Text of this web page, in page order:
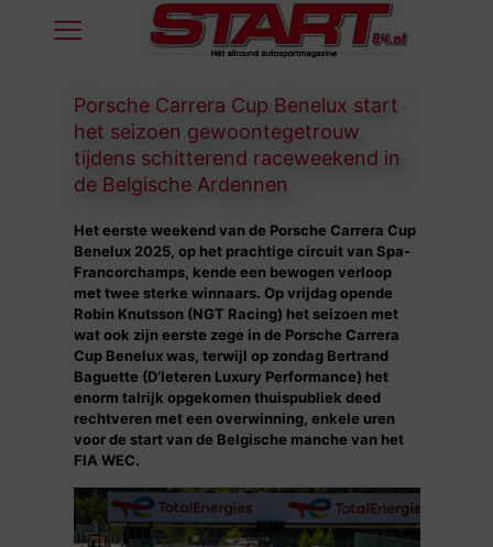
Porsche Carrera Cup Benelux start
het seizoen gewoontegetrouw
tijdens schitterend raceweekend in
de Belgische Ardennen
Het eerste weekend van de Porsche Carrera Cup
Benelux 2025, op het prachtige circuit van Spa-
Francorchamps, kende een bewogen verloop
met twee sterke winnaars. Op vrijdag opende
Robin Knutsson (NGT Racing) het seizoen met
wat ook zijn eerste zege in de Porsche Carrera
Cup Benelux was, terwijl op zondag Bertrand
Baguette (D’Ieteren Luxury Performance) het
enorm talrijk opgekomen thuispubliek deed
rechtveren met een overwinning, enkele uren
voor de start van de Belgische manche van het
FIA WEC.